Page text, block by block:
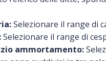
Selezionare il range di
Selezionare il range di
ammortamento: